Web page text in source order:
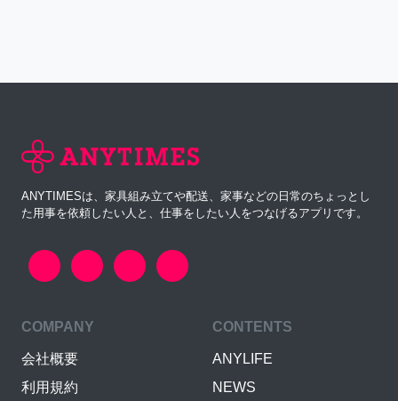
ANYTIMESは、家具組み立てや配送、家事などの日常のちょっとし
た用事を依頼したい人と、仕事をしたい人をつなげるアプリです。
COMPANY
会社概要
利用規約
CONTENTS
ANYLIFE
NEWS